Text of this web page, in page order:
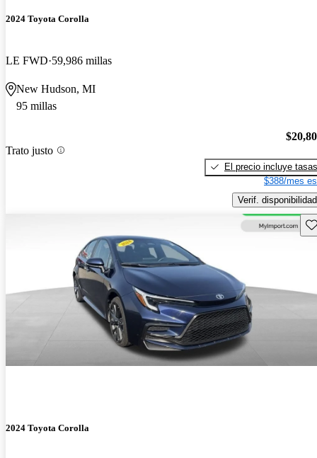
2024 Toyota Corolla
LE FWD 59,986 millas
New Hudson, MI
95 millas
Trato justo
El precio incluye tasas
$388/mes
Verif. disponibilidad
2024 Toyota Corolla